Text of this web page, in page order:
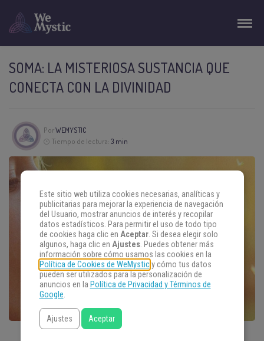
SOMA: LA MISTERIOSA SUSTANCIA QUE
CONECTA CON LA DIVINIDAD
PorWEMYSTIC
Tiempo de lectura: 3 min
Este sitio web utiliza cookies necesarias, analíticas y
publicitarias para mejorar la experiencia de navegación
del Usuario, mostrar anuncios de interés y recopilar
datos estadísticos. Para permitir el uso de todo tipo
de cookies haga clic en Aceptar. Si desea elegir solo
algunos, haga clic en Ajustes. Puedes obtener más
información sobre cómo usamos las cookies en la
Política de Cookies de WeMysticy cómo tus datos
pueden ser utilizados para la personalización de
anuncios en la Política de Privacidad y Términos de
Google.
Ajustes Aceptar